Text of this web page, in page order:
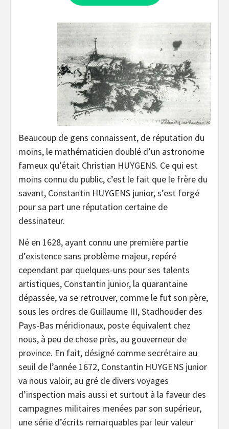
Beaucoup de gens connaissent, de réputation du
moins, le mathématicien doublé d’un astronome
fameux qu’était Christian HUYGENS. Ce qui est
moins connu du public, c’est le fait que le frère du
savant, Constantin HUYGENS junior, s’est forgé
pour sa part une réputation certaine de
dessinateur.
Né en 1628, ayant connu une première partie
d’existence sans problème majeur, repéré
cependant par quelques-uns pour ses talents
artistiques, Constantin junior, la quarantaine
dépassée, va se retrouver, comme le fut son père,
sous les ordres de Guillaume III, Stadhouder des
Pays-Bas méridionaux, poste équivalent chez
nous, à peu de chose près, au gouverneur de
province. En fait, désigné comme secrétaire au
seuil de l’année 1672, Constantin HUYGENS junior
va nous valoir, au gré de divers voyages
d’inspection mais aussi et surtout à la faveur des
campagnes militaires menées par son supérieur,
une série d’écrits remarquables par leur valeur